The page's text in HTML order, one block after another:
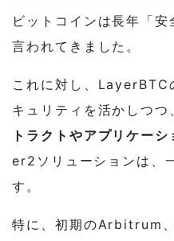
ビットコインは長年「
言われてきました。
これに対し、LayerBTC
キュリティを活かしつつ
トラクトやアプリケー
er2ソリューションは、
す。
特に、初期のArbitrum